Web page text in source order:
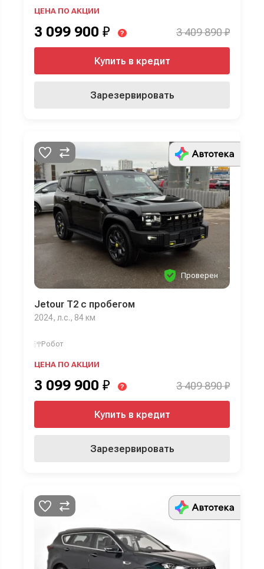
ЦЕНА ПО АКЦИИ
3 099 900 ₽ ? 3 409 890 ₽
Купить в кредит
Зарезервировать
Проверен
Jetour T2 с пробегом
2024, л.с., 84 км
Робот
ЦЕНА ПО АКЦИИ
3 099 900 ₽ ? 3 409 890 ₽
Купить в кредит
Зарезервировать